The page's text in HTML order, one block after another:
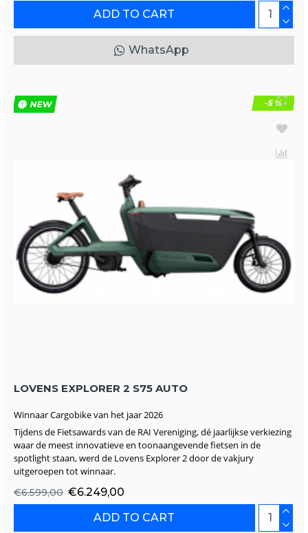
ADD TO CART
WhatsApp
NEW -5 %
LOVENS EXPLORER 2 S75 AUTO
Winnaar Cargobike van het jaar 2026
Tijdens de Fietsawards van de RAI Vereniging, dé jaarlijkse verkiezing
waar de meest innovatieve en toonaangevende fietsen in de
spotlight staan, werd de Lovens Explorer 2 door de vakjury
uitgeroepen tot winnaar.
€6.249,00
€6.599,00
ADD TO CART